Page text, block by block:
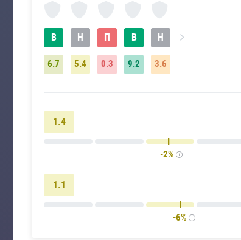
Н
3.6
В
9.2
П
0.3
Н
5.4
В
6.7
1.4
-2%
1.1
-6%